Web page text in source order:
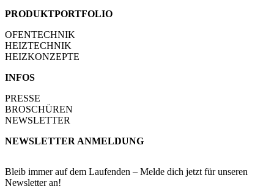
PRODUKTPORTFOLIO
OFENTECHNIK
HEIZTECHNIK
HEIZKONZEPTE
INFOS
PRESSE
BROSCHÜREN
NEWSLETTER
NEWSLETTER ANMELDUNG
Bleib immer auf dem Laufenden – Melde dich jetzt für unseren
Newsletter an!